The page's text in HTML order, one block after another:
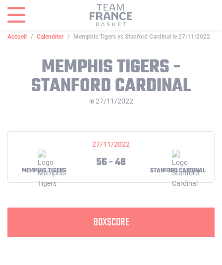
Accueil Calendrier Memphis Tigers vs Stanford Cardinal le 27/11/2022
MEMPHIS TIGERS -
STANFORD CARDINAL
le 27/11/2022
27/11/2022
MEMPHIS TIGERS
56 - 48
STANFORD CARDINAL
BOXSCORE
Panneau de gestion des cookies